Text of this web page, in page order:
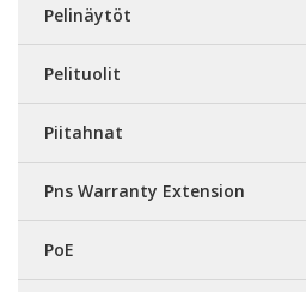
Pelinäytöt
Pelituolit
Piitahnat
Pns Warranty Extension
PoE